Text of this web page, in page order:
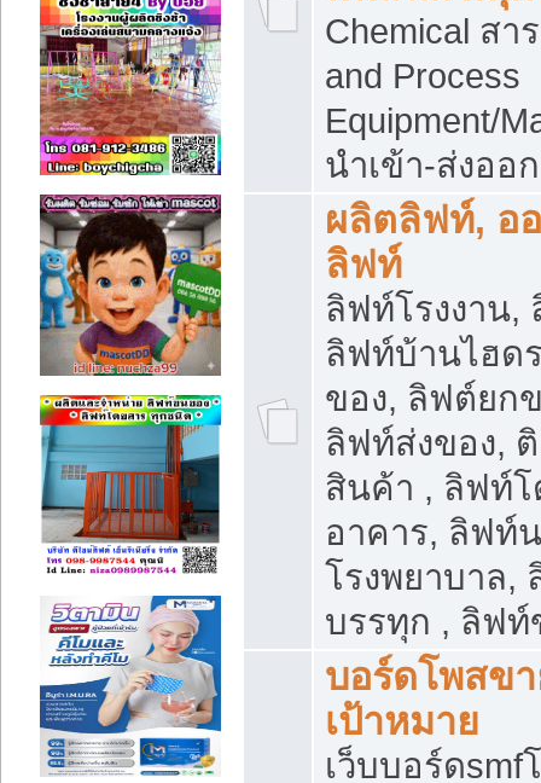
Chemical สา
and Process
Equipment/
นำเข้า-ส่งอ
ผลิตลิฟท์, อ
ลิฟท์
ลิฟท์โรงงาน
ลิฟท์บ้านไฮด
ของ, ลิฟต์ยก
ลิฟท์ส่งของ,
สินค้า , ลิฟท์
อาคาร, ลิฟท์
โรงพยาบาล,
บรรทุก , ลิฟท์
บอร์ดโพสข
เป้าหมาย
เว็บบอร์ดsmf